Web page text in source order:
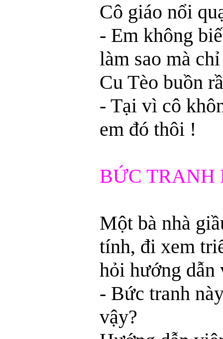
Cô giáo nổi
- Em không
làm sao mà
Cu Tèo buồn
- Tại vì cô
em đó thôi !
BỨC TRANH
Một bà nhà
tính, đi xem
hỏi hướng dẫn
- Bức tranh
vậy?